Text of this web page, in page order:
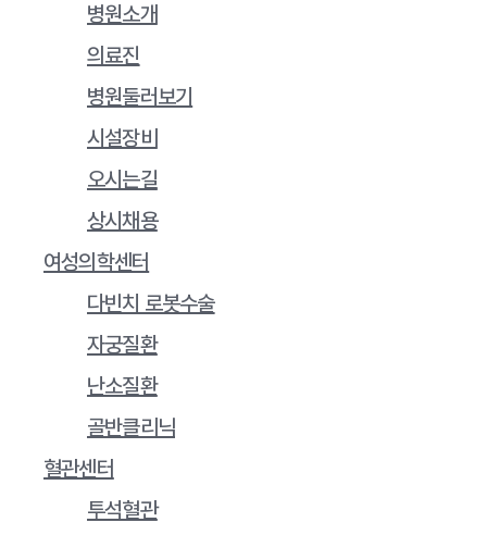
병원소개
의료진
병원둘러보기
시설장비
오시는길
상시채용
여성의학센터
다빈치 로봇수술
자궁질환
난소질환
골반클리닉
혈관센터
투석혈관